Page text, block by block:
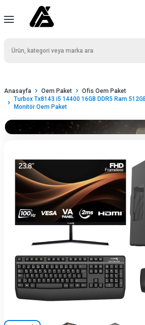
Anasayfa Oem Paket
Ofis Oem Paket
Turbox Tx8143 i5 14400 16GB DDR5 Ram
Monitör Oem Paket